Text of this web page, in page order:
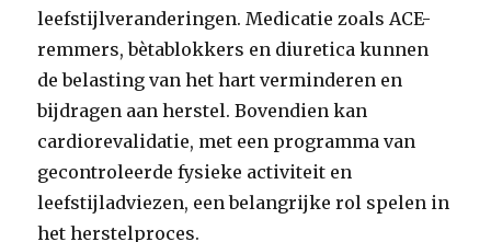
leefstijlveranderingen. Medicatie zoals ACE-
remmers, bètablokkers en diuretica kunnen
de belasting van het hart verminderen en
bijdragen aan herstel. Bovendien kan
cardiorevalidatie, met een programma van
gecontroleerde fysieke activiteit en
leefstijladviezen, een belangrijke rol spelen in
het herstelproces.